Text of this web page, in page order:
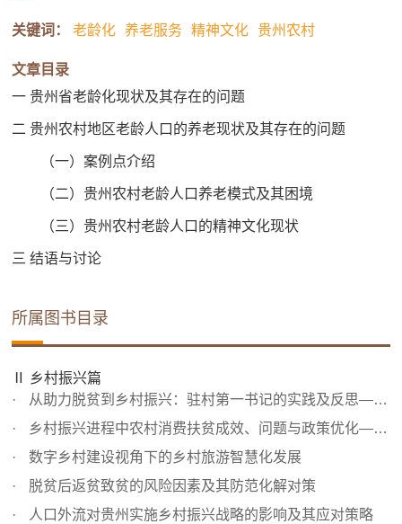
关键词： 老龄化 养老服务 精神文化 贵州农村
文章目录
一 贵州省老龄化现状及其存在的问题
二 贵州农村地区老龄人口的养老现状及其存在的问题
（一）案例点介绍
（二）贵州农村老龄人口养老模式及其困境
（三）贵州农村老龄人口的精神文化现状
三 结语与讨论
所属图书目录
Ⅱ 乡村振兴篇
从助力脱贫到乡村振兴：驻村第一书记的实践及反思——以黔...
乡村振兴进程中农村消费扶贫成效、问题与政策优化——以贵...
数字乡村建设视角下的乡村旅游智慧化发展
脱贫后返贫致贫的风险因素及其防范化解对策
人口外流对贵州实施乡村振兴战略的影响及其应对策略